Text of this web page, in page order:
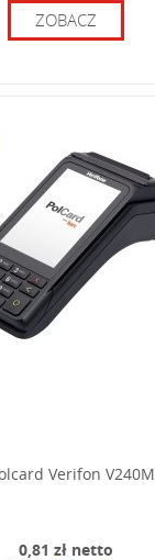
ZOBACZ
Verifon V240M
0,81 zł netto